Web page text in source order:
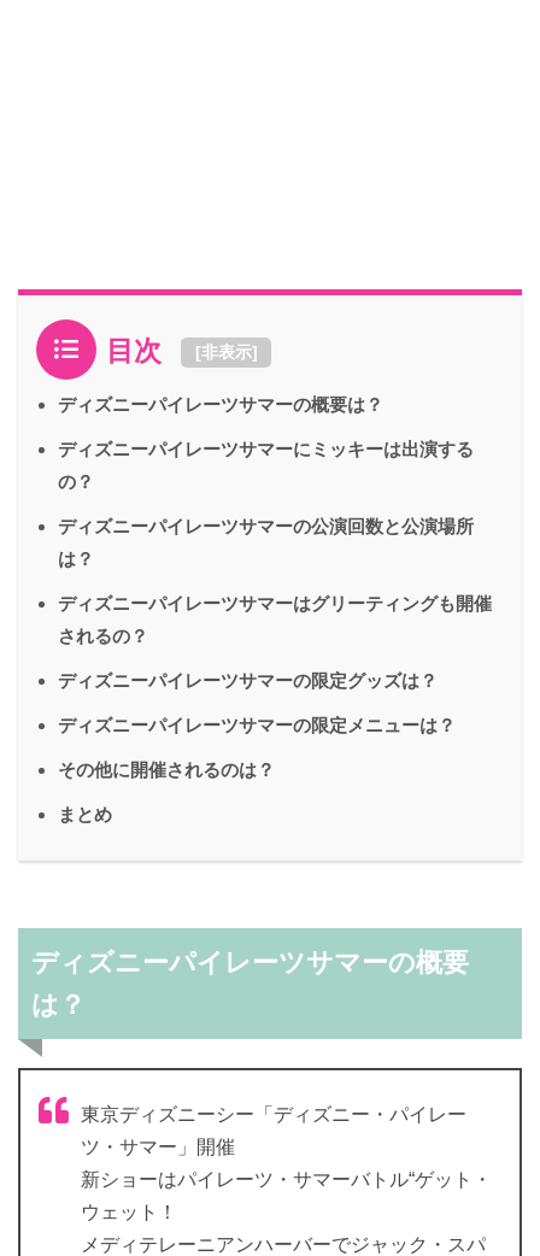
目次 [非表示]
ディズニーパイレーツサマーの概要は？
ディズニーパイレーツサマーにミッキーは出演する
の？
ディズニーパイレーツサマーの公演回数と公演場所
は？
ディズニーパイレーツサマーはグリーティングも開催
されるの？
ディズニーパイレーツサマーの限定グッズは？
ディズニーパイレーツサマーの限定メニューは？
その他に開催されるのは？
まとめ
ディズニーパイレーツサマーの概要
は？
東京ディズニーシー「ディズニー・パイレー
ツ・サマー」開催
新ショーはパイレーツ・サマーバトル“ゲット・
ウェット！
メディテレーニアンハーバーでジャック・スパ